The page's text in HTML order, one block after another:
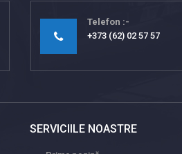
Telefon
+373 (62) 02 57 57
SERVICIILE NOASTRE